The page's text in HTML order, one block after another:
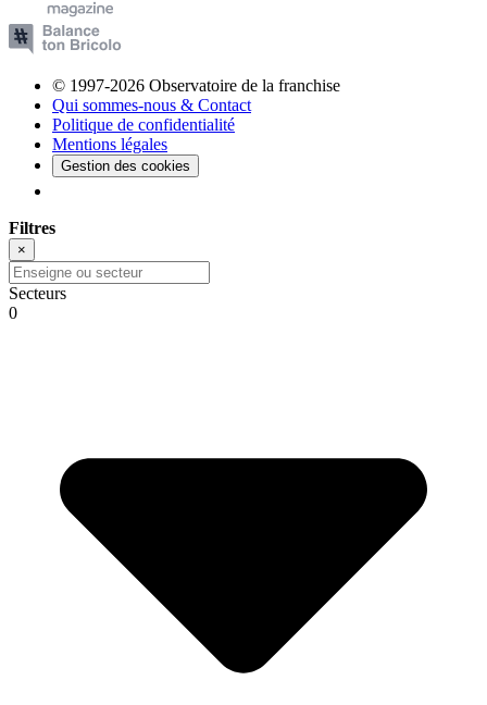
© 1997-2026 Observatoire de la franchise
Qui sommes-nous & Contact
Politique de confidentialité
Mentions légales
Gestion des cookies
Filtres
×
Secteurs
0